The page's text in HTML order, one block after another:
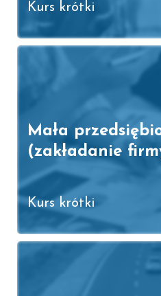
Kurs krótki
Mała
(zakładanie
Kurs krótki